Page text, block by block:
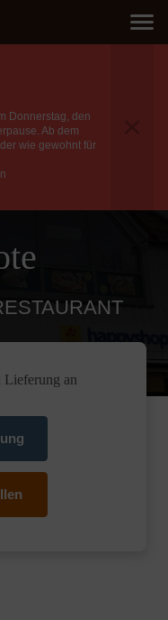
Donnerstag, den
Ab dem
wie gewohnt für
an